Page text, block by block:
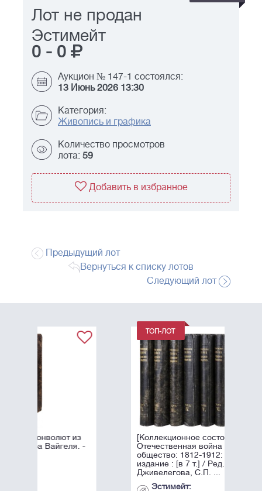
Лот не продан
Эстимейт
0 - 0
Аукцион № 147-1 состоялся:
13 Июнь 2026 13:30
Категория:
Живопись и графика
Количество просмотров
лота: 59
Добавить в избранное
Предыдущий лот
Вернуться к списку лотов
Следующий лот
[Коллекционное состояние].
Отечественная война и русское
общество: 1812-1912: Юбилейное
издание : [в 7 т.] / Ред. А.К.
Дживелегова, С.П. ...